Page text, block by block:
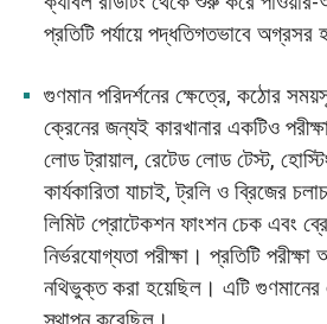
প্রতিটি পর্যায়ে পদ্ধতিগতভাবে অগ্রসর
গুণমান পরিদর্শনের ক্ষেত্রে, কঠোর
ক্রেনের জন্যই কারখানার একটিও
লোড ট্রায়াল, রেটেড লোড টেস্ট,
কার্যকারিতা যাচাই, ট্রলি ও ব্রিজের
লিমিট প্রোটেকশন ফাংশন চেক এবং
নির্ভরযোগ্যতা পরীক্ষা। প্রতিটি
নথিভুক্ত করা হয়েছিল। এটি